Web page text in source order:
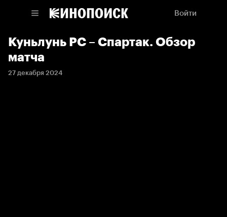
Войти
Куньлунь РС – Спартак. Обзор
матча
27 декабря 2024